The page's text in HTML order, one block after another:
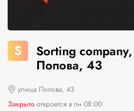
S
Sorting
Попова, 43
улица Попова, 43
Закрыто откроется в пн 08:00